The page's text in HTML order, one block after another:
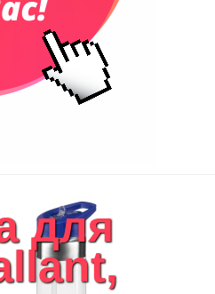
промо
комнаты
для